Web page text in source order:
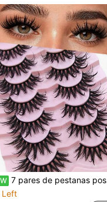
7 pares de pestanas postiças de efeito molhado, estilo cartoon desarrumado, em pelo de vison sintético, pontas grossas, adequadas para festivais, celebrações e festas, reutilizáveis, alongadoras
Left